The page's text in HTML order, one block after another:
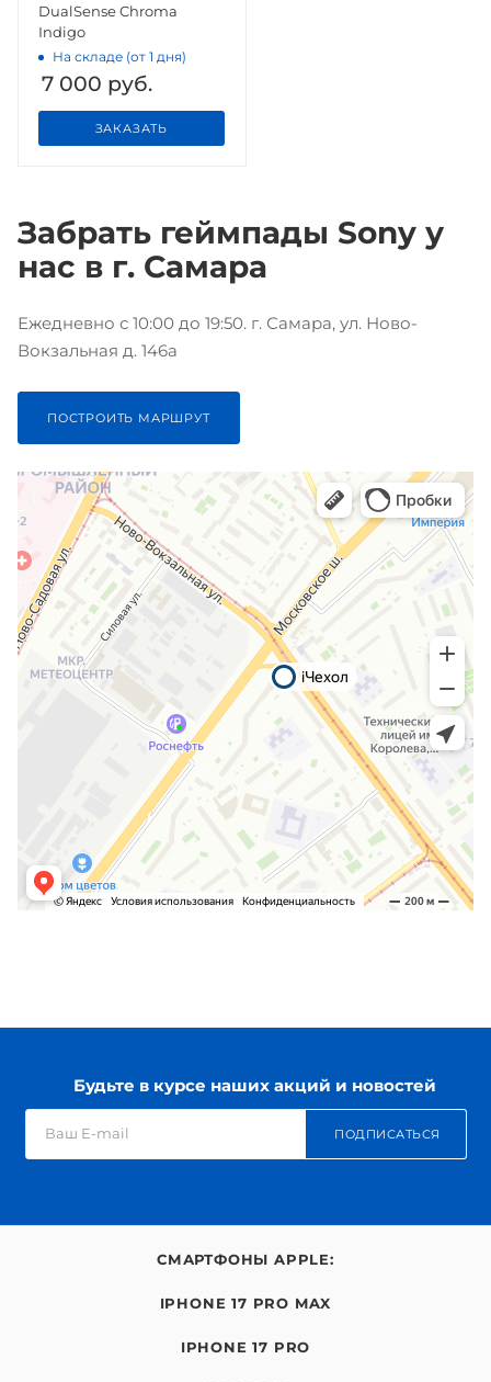
DualSense Chroma
Indigo
На складе (от 1 дня)
7 000 руб.
ЗАКАЗАТЬ
Забрать геймпады Sony у
нас в г. Самара
Ежедневно с 10:00 до 19:50. г. Самара, ул. Ново-
Вокзальная д. 146а
ПОСТРОИТЬ МАРШРУТ
Будьте в курсе наших акций и новостей
ПОДПИСАТЬСЯ
СМАРТФОНЫ APPLE:
IPHONE 17 PRO MAX
IPHONE 17 PRO